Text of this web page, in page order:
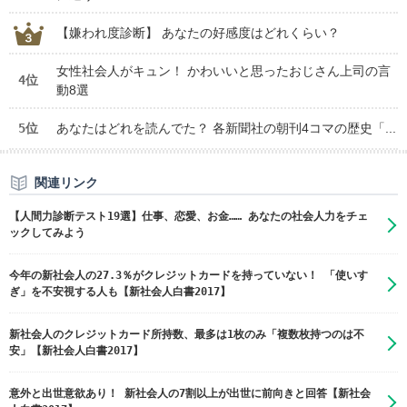
【嫌われ度診断】 あなたの好感度はどれくらい？
4位
女性社会人がキュン！ かわいいと思ったおじさん上司の言
動8選
5位 あなたはどれを読んでた？ 各新聞社の朝刊4コマの歴史「...
関連リンク
【人間力診断テスト19選】仕事、恋愛、お金…… あなたの社会人力をチェ
ックしてみよう
今年の新社会人の27.3％がクレジットカードを持っていない！ 「使いす
ぎ」を不安視する人も【新社会人白書2017】
新社会人のクレジットカード所持数、最多は1枚のみ「複数枚持つのは不
安」【新社会人白書2017】
意外と出世意欲あり！ 新社会人の7割以上が出世に前向きと回答【新社会